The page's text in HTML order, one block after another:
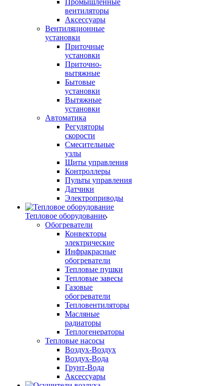
Промышленные
вентиляторы
Аксессуары
Вентиляционные
установки
Приточные
установки
Приточно-
вытяжные
Бытовые
установки
Вытяжные
установки
Автоматика
Регуляторы
скорости
Смесительные
узлы
Щиты управления
Контроллеры
Пульты управления
Датчики
Электроприводы
Тепловое оборудование
Обогреватели
Конвекторы
электрические
Инфракрасные
обогреватели
Тепловые пушки
Тепловые завесы
Газовые
обогреватели
Тепловентиляторы
Масляные
радиаторы
Теплогенераторы
Тепловые насосы
Воздух-Воздух
Воздух-Вода
Грунт-Вода
Аксессуары